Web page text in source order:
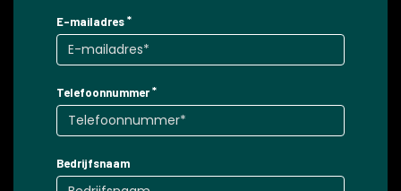
E-mailadres
Telefoonnummer
Bedrijfsnaam